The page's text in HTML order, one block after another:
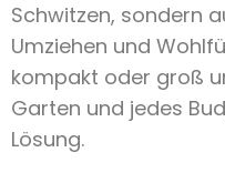
Schwitzen, sondern
Umziehen und
kompakt oder groß
Garten und jedes
Lösung.